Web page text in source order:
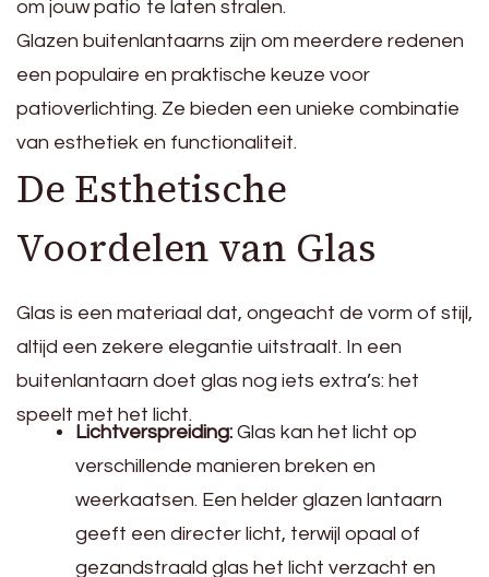
om jouw patio te laten stralen.
Glazen buitenlantaarns zijn om meerdere redenen
een populaire en praktische keuze voor
patioverlichting. Ze bieden een unieke combinatie
van esthetiek en functionaliteit.
De Esthetische
Voordelen van Glas
Glas is een materiaal dat, ongeacht de vorm of stijl,
altijd een zekere elegantie uitstraalt. In een
buitenlantaarn doet glas nog iets extra’s: het
speelt met het licht.
Lichtverspreiding: Glas kan het licht op
verschillende manieren breken en
weerkaatsen. Een helder glazen lantaarn
geeft een directer licht, terwijl opaal of
gezandstraald glas het licht verzacht en